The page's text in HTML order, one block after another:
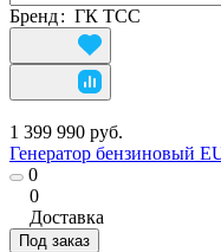
Бренд: ГК ТСС
1 399 990 руб.
Генератор бензиновый
0
0
Доставка
Под заказ